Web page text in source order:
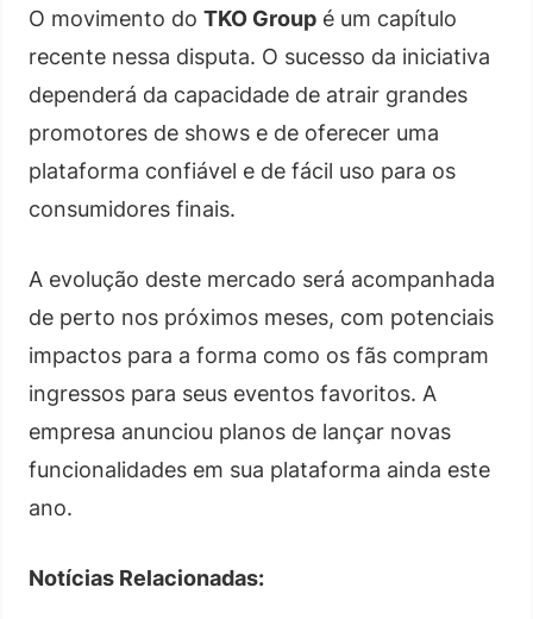
O movimento do TKO Group é um capítulo
recente nessa disputa. O sucesso da iniciativa
dependerá da capacidade de atrair grandes
promotores de shows e de oferecer uma
plataforma confiável e de fácil uso para os
consumidores finais.
A evolução deste mercado será acompanhada
de perto nos próximos meses, com potenciais
impactos para a forma como os fãs compram
ingressos para seus eventos favoritos. A
empresa anunciou planos de lançar novas
funcionalidades em sua plataforma ainda este
ano.
Notícias Relacionadas: